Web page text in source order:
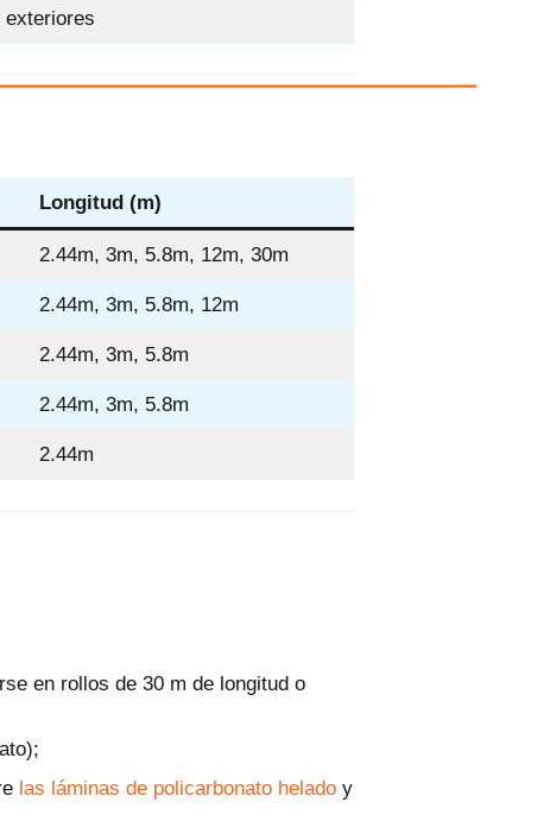
exteriores
Longitud (m)
2.44m, 3m, 5.8m, 12m, 30m
2.44m, 3m, 5.8m, 12m
2.44m, 3m, 5.8m
2.44m, 3m, 5.8m
2.44m
en rollos de 30 m de longitud o
las láminas de policarbonato helado y